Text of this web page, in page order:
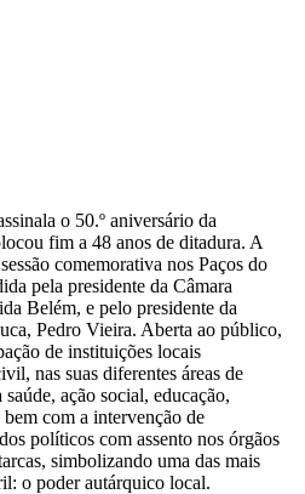
o 50.º aniversário da
fim a 48 anos de ditadura. A
comemorativa nos Paços do
pela presidente da Câmara
Belém, e pelo presidente da
Pedro Vieira. Aberta ao público,
de instituições locais
nas suas diferentes áreas de
ação social, educação,
com a intervenção de
políticos com assento nos órgãos
simbolizando uma das mais
o poder autárquico local.